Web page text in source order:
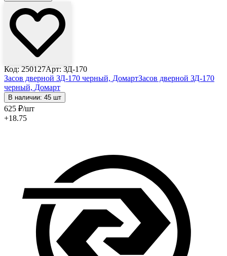
Код: 250127Арт: ЗД-170
Засов дверной ЗД-170 черный, ДомартЗасов дверной ЗД-170
черный, Домарт
В наличии: 45 шт
625 ₽/шт
+18.75